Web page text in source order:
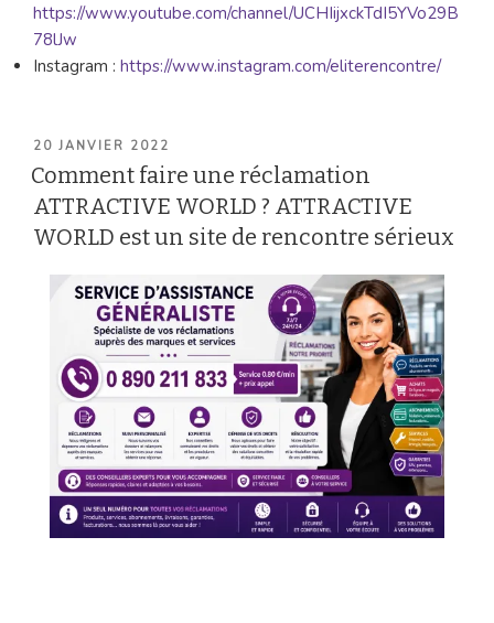
https://www.youtube.com/channel/UCHIijxckTdI5YVo29B
78lJw
Instagram : https://www.instagram.com/eliterencontre/
PUBLIÉ
LE
20 JANVIER 2022
Comment faire une réclamation
ATTRACTIVE WORLD ? ATTRACTIVE
WORLD est un site de rencontre sérieux